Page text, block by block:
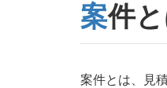
案件
案件とは、見